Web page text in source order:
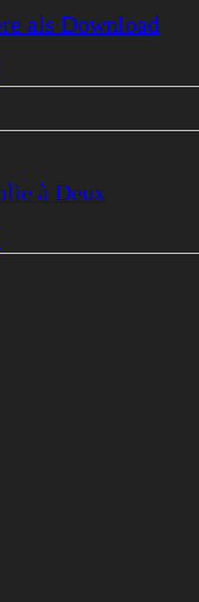
als Download
à Deux